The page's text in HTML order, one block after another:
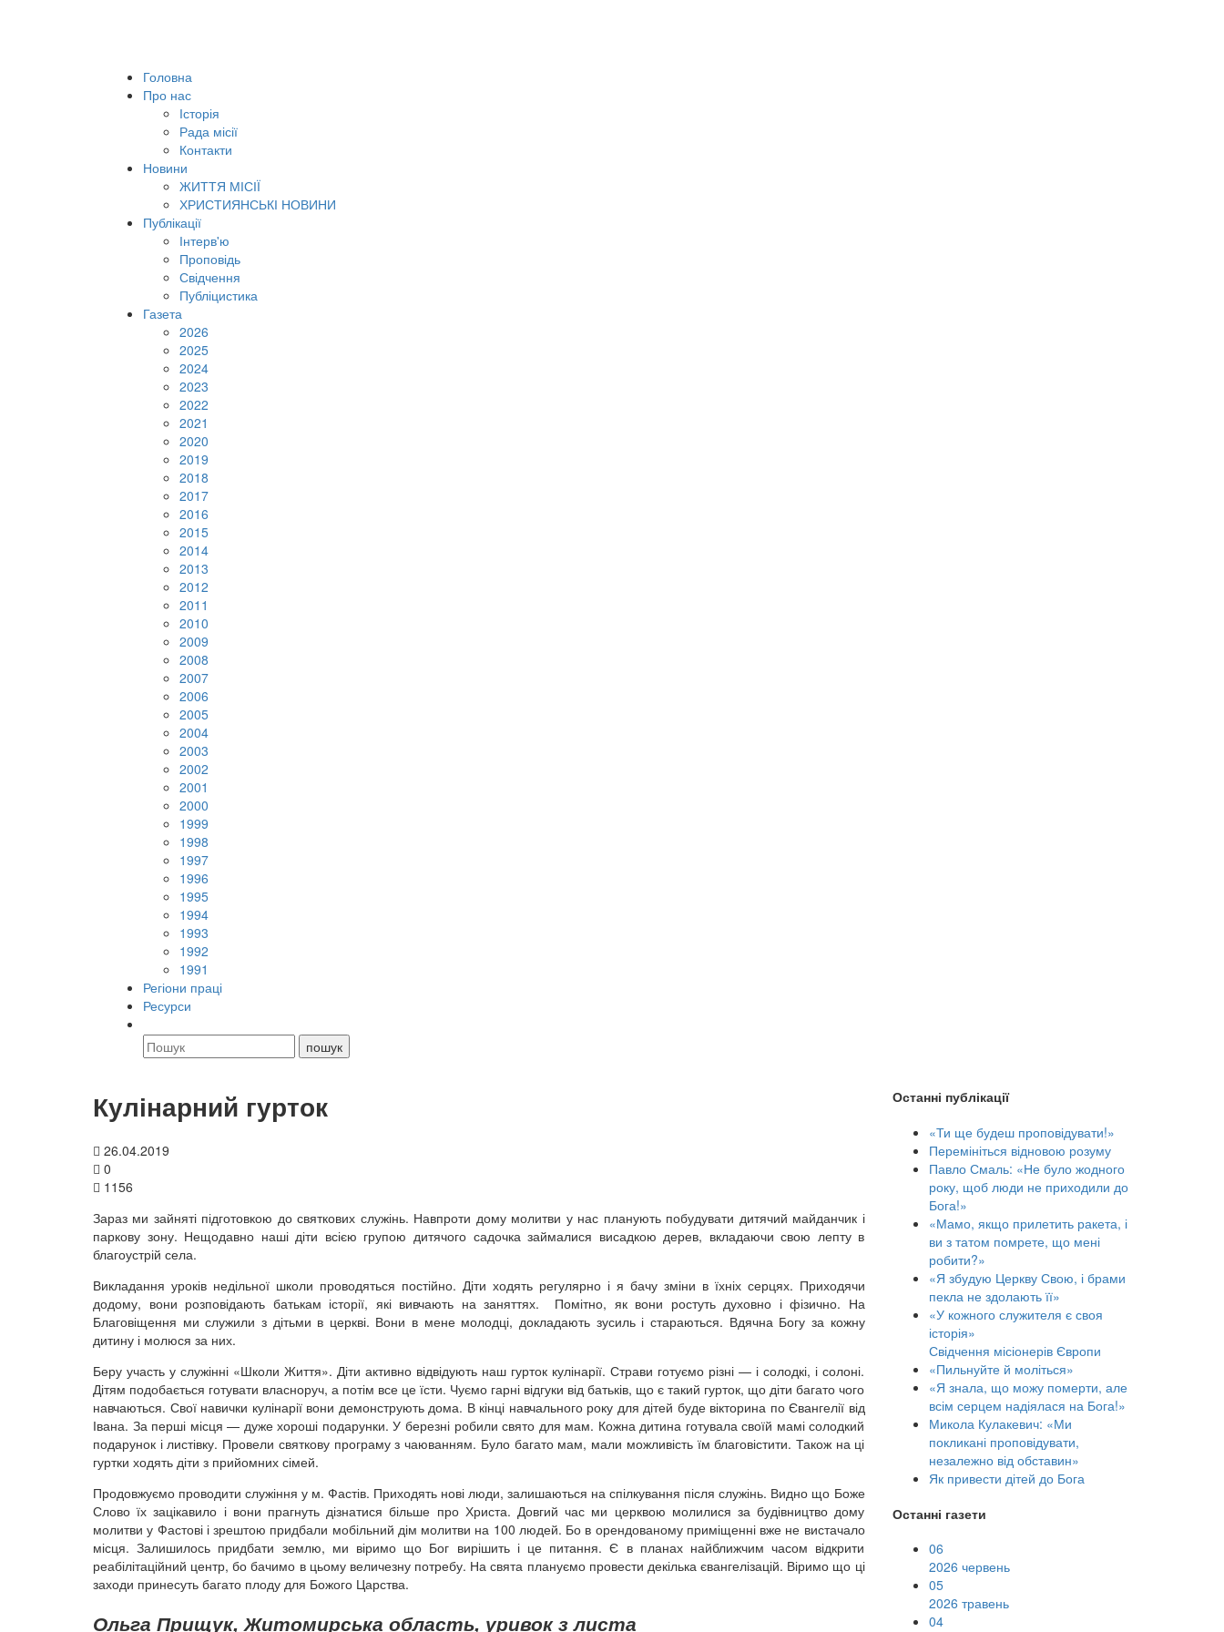
Головна
Про нас
Історія
Рада місії
Контакти
Новини
ЖИТТЯ МІСІЇ
ХРИСТИЯНСЬКІ НОВИНИ
Публікації
Інтерв'ю
Проповідь
Свідчення
Публіцистика
Газета
2026
2025
2024
2023
2022
2021
2020
2019
2018
2017
2016
2015
2014
2013
2012
2011
2010
2009
2008
2007
2006
2005
2004
2003
2002
2001
2000
1999
1998
1997
1996
1995
1994
1993
1992
1991
Регіони праці
Ресурси
Кулінарний гурток
26.04.2019
0
1156
Зараз ми зайняті підготовкою до святкових служінь. Навпроти дому молитви у нас планують побудувати дитячий майданчик і
паркову зону. Нещодавно наші діти всією групою дитячого садочка займалися висадкою дерев, вкладаючи свою лепту в
благоустрій села.
Викладання уроків недільної школи проводяться постійно. Діти ходять регулярно і я бачу зміни в їхніх серцях. Приходячи
додому, вони розповідають батькам історії, які вивчають на заняттях. Помітно, як вони ростуть духовно і фізично. На
Благовіщення ми служили з дітьми в церкві. Вони в мене молодці, докладають зусиль і стараються. Вдячна Богу за кожну
дитину і молюся за них.
Беру участь у служінні «Школи Життя». Діти активно відвідують наш гурток кулінарії. Страви готуємо різні — і солодкі, і солоні.
Дітям подобається готувати власноруч, а потім все це їсти. Чуємо гарні відгуки від батьків, що є такий гурток, що діти багато чого
навчаються. Свої навички кулінарії вони демонструють дома. В кінці навчального року для дітей буде вікторина по Євангелії від
Івана. За перші місця — дуже хороші подарунки. У березні робили свято для мам. Кожна дитина готувала своїй мамі солодкий
подарунок і листівку. Провели святкову програму з чаюванням. Було багато мам, мали можливість їм благовістити. Також на ці
гуртки ходять діти з прийомних сімей.
Продовжуємо проводити служіння у м. Фастів. Приходять нові люди, залишаються на спілкування після служінь. Видно що Боже
Слово їх зацікавило і вони прагнуть дізнатися більше про Христа. Довгий час ми церквою молилися за будівництво дому
молитви у Фастові і зрештою придбали мобільний дім молитви на 100 людей. Бо в орендованому приміщенні вже не вистачало
місця. Залишилось придбати землю, ми віримо що Бог вирішить і це питання. Є в планах найближчим часом відкрити
реабілітаційний центр, бо бачимо в цьому величезну потребу. На свята плануємо провести декілька євангелізацій. Віримо що ці
заходи принесуть багато плоду для Божого Царства.
Ольга Прищук, Житомирська область, уривок з листа
Останні публікації
«Ти ще будеш проповідувати!»
Перемініться відновою розуму
Павло Смаль: «Не було жодного
року, щоб люди не приходили до
Бога!»
«Мамо, якщо прилетить ракета, і
ви з татом помрете, що мені
робити?»
«Я збудую Церкву Свою, і брами
пекла не здолають її»
«У кожного служителя є своя
історія»
Свідчення місіонерів Європи
«Пильнуйте й моліться»
«Я знала, що можу померти, але
всім серцем надіялася на Бога!»
Микола Кулакевич: «Ми
покликані проповідувати,
незалежно від обставин»
Як привести дітей до Бога
Останні газети
06
2026 червень
05
2026 травень
04